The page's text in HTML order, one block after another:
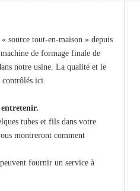
source tout-en-maison » depuis
de formage finale de
notre usine. La qualité et le
ici.
tubes et fils dans votre
montreront comment
fournir un service à